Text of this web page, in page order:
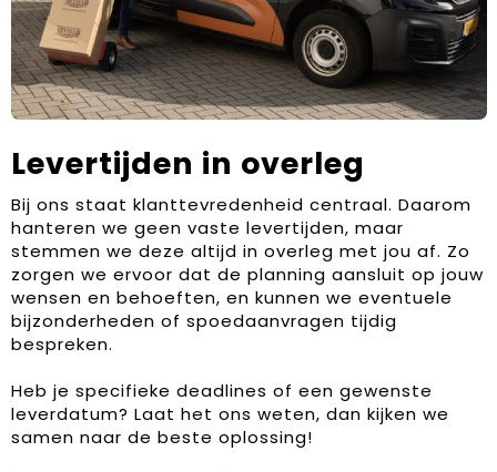
Levertijden in overleg
Bij ons staat klanttevredenheid centraal. Daarom
hanteren we geen vaste levertijden, maar
stemmen we deze altijd in overleg met jou af. Zo
zorgen we ervoor dat de planning aansluit op jouw
wensen en behoeften, en kunnen we eventuele
bijzonderheden of spoedaanvragen tijdig
bespreken.
Heb je specifieke deadlines of een gewenste
leverdatum? Laat het ons weten, dan kijken we
samen naar de beste oplossing!